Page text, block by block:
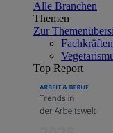
Alle Branchen
Themen
Zur
Top Report